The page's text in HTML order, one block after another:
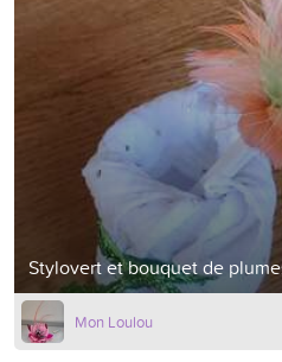
Stylovert et bouquet de
Mon Loulou